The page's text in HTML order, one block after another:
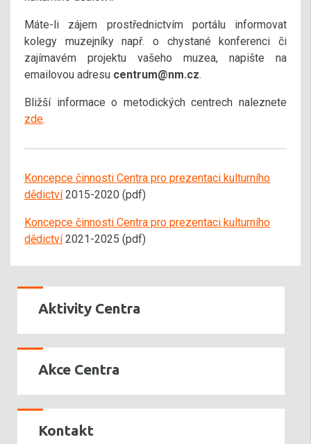
Máte-li zájem prostřednictvím portálu informovat
kolegy muzejníky např. o chystané konferenci či
zajímavém projektu vašeho muzea, napište na
emailovou adresu centrum@nm.cz.
Bližší informace o metodických centrech naleznete
zde.
Koncepce činnosti Centra pro prezentaci kulturního
dědictví2015-2020 (pdf)
Koncepce činnosti Centra pro prezentaci kulturního
dědictví2021-2025 (pdf)
Aktivity Centra
Akce Centra
Kontakt